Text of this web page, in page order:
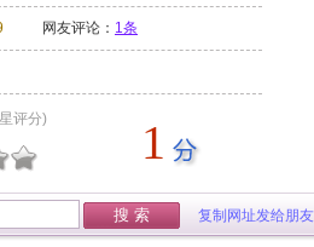
网友评论： 1条
评分) 1
复制网址发给朋友